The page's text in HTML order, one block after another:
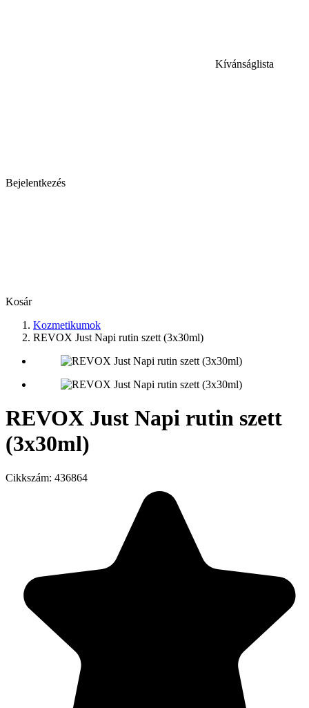
Kívánságlista
Bejelentkezés
Kosár
Kozmetikumok
REVOX Just Napi rutin szett (3x30ml)
REVOX Just Napi rutin szett
(3x30ml)
Cikkszám: 436864